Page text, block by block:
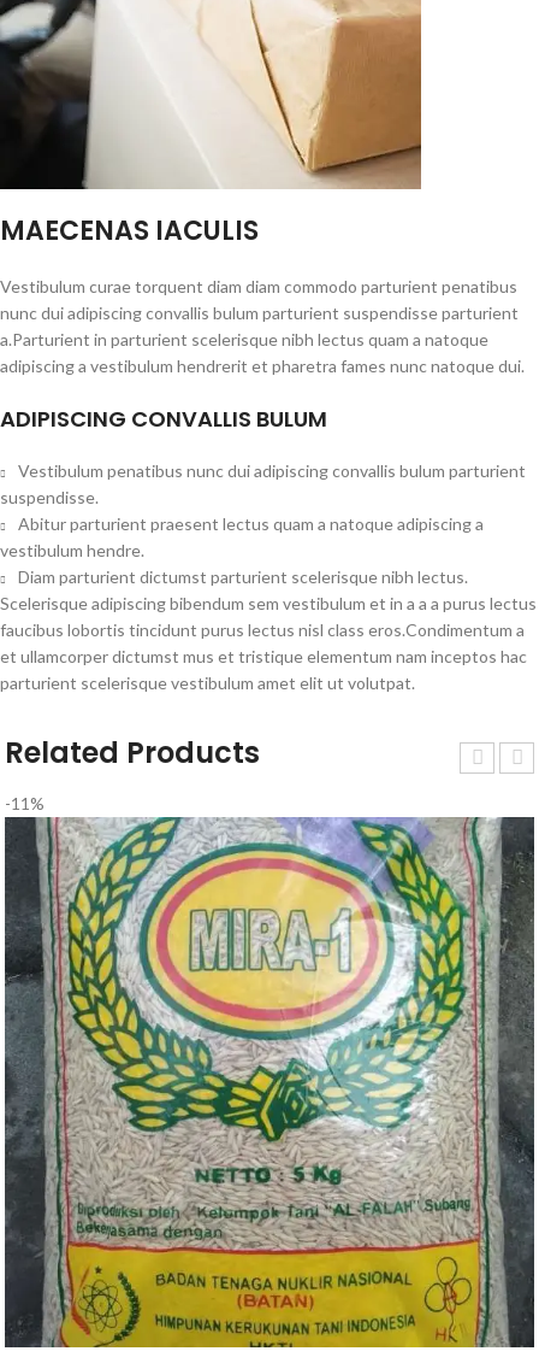
MAECENAS IACULIS
Vestibulum curae torquent diam diam commodo parturient penatibus
nunc dui adipiscing convallis bulum parturient suspendisse parturient
a.Parturient in parturient scelerisque nibh lectus quam a natoque
adipiscing a vestibulum hendrerit et pharetra fames nunc natoque dui.
ADIPISCING CONVALLIS BULUM
Vestibulum penatibus nunc dui adipiscing convallis bulum parturient
suspendisse.
Abitur parturient praesent lectus quam a natoque adipiscing a
vestibulum hendre.
Diam parturient dictumst parturient scelerisque nibh lectus.
Scelerisque adipiscing bibendum sem vestibulum et in a a a purus lectus
faucibus lobortis tincidunt purus lectus nisl class eros.Condimentum a
et ullamcorper dictumst mus et tristique elementum nam inceptos hac
parturient scelerisque vestibulum amet elit ut volutpat.
Related Products
-11%